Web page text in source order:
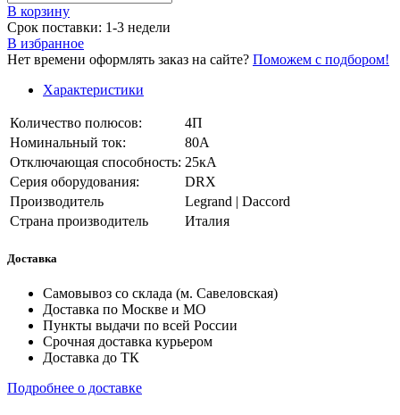
В корзинy
Срок поставки: 1-3 недели
В избранное
Нет времени оформлять заказ на сайте? Поможем с подбором!
Характеристики
Количество полюсов:
4П
Номинальный ток:
80А
Отключающая способность: 25кА
Серия оборудования:
DRX
Производитель
Legrand | Daccord
Страна производитель
Италия
Доставка
Самовывоз со склада (м. Савеловская)
Доставка по Москве и МО
Пункты выдачи по всей России
Срочная доставка курьером
Доставка до ТК
Подробнее о доставке